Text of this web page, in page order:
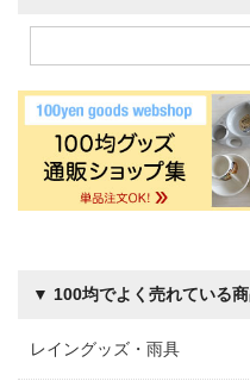
▼ 100均でよく売れている
レイングッズ・雨具